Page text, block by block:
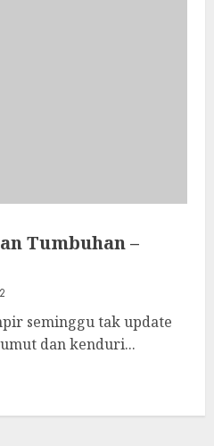
Tumbuhan –
2
seminggu tak update
dan kenduri...